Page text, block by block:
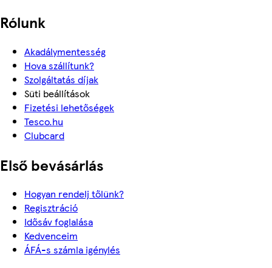
Rólunk
Akadálymentesség
Hova szállítunk?
Szolgáltatás díjak
Süti beállítások
Fizetési lehetőségek
Tesco.hu
Clubcard
Első bevásárlás
Hogyan rendelj tőlünk?
Regisztráció
Idősáv foglalása
Kedvenceim
ÁFÁ-s számla igénylés